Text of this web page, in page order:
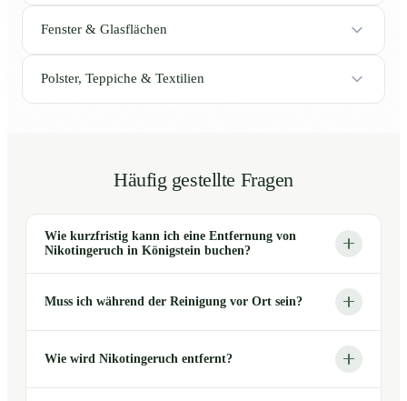
Fenster & Glasflächen
Polster, Teppiche & Textilien
Häufig gestellte Fragen
Wie kurzfristig kann ich eine Entfernung von
Nikotingeruch in Königstein buchen?
Muss ich während der Reinigung vor Ort sein?
Wie wird Nikotingeruch entfernt?